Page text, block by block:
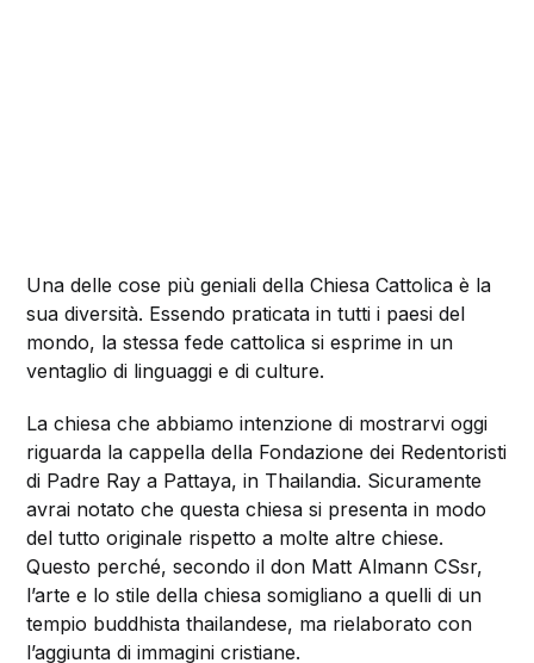
Una delle cose più geniali della Chiesa Cattolica è la
sua diversità. Essendo praticata in tutti i paesi del
mondo, la stessa fede cattolica si esprime in un
ventaglio di linguaggi e di culture.
La chiesa che abbiamo intenzione di mostrarvi oggi
riguarda la cappella della Fondazione dei Redentoristi
di Padre Ray a Pattaya, in Thailandia. Sicuramente
avrai notato che questa chiesa si presenta in modo
del tutto originale rispetto a molte altre chiese.
Questo perché, secondo il don Matt Almann CSsr,
l’arte e lo stile della chiesa somigliano a quelli di un
tempio buddhista thailandese, ma rielaborato con
l’aggiunta di immagini cristiane.